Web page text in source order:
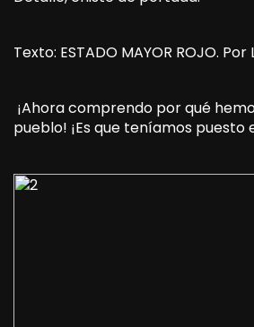
Texto: ESTADO MAYOR ROJO. Por
¡Ahora comprendo por qué
pueblo! ¡Es que teníamos puesto